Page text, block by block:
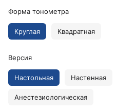
Форма тонометра
Круглая Квадратная
Версия
Настольная Настенная
Анестезиологическая